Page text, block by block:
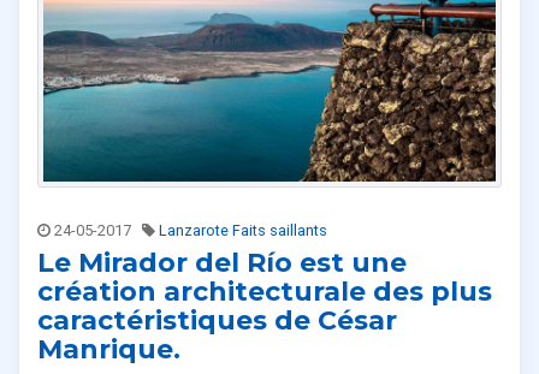
24-05-2017 Lanzarote Faits saillants
Le Mirador del Río est une
création architecturale des plus
caractéristiques de César
Manrique.